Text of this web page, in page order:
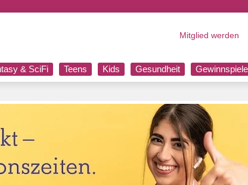
Mitglied werden
& SciFi Teens Kids Gesundheit Gewinnspiele